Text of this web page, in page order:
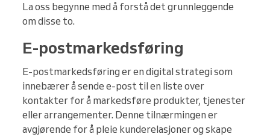
La oss begynne med å forstå det grunnleggende
om disse to.
E-postmarkedsføring
E-postmarkedsføring er en digital strategi som
innebærer å sende e-post til en liste over
kontakter for å markedsføre produkter, tjenester
eller arrangementer. Denne tilnærmingen er
avgjørende for å pleie kunderelasjoner og skape